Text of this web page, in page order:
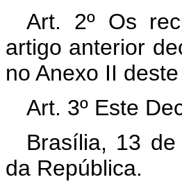
Art. 2º Os
artigo anterior
no Anexo II
Art. 3º Este
Brasília, 13
da República.